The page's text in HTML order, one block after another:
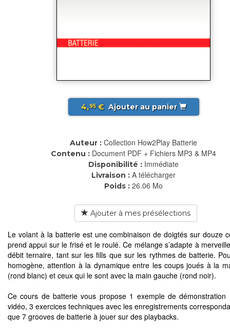
4,95€ Ajouter au panier
Auteur : Collection How2Play Batterie
Contenu : Document PDF + Fichiers MP3 & MP4
Disponibilité : Immédiate
Livraison : A télécharger
Poids : 26.06 Mo
Ajouter à mes présélections
Le volant à la batterie est une combinaison de doigtés sur douze
prend appui sur le frisé et le roulé. Ce mélange s’adapte à
débit ternaire, tant sur les fills que sur les rythmes de batterie.
homogène, attention à la dynamique entre les coups joués à la
(rond blanc) et ceux qui le sont avec la main gauche (rond noir).
Ce cours de batterie vous propose 1 exemple de démonstration
vidéo, 3 exercices techniques avec les enregistrements
que 7 grooves de batterie à jouer sur des playbacks.